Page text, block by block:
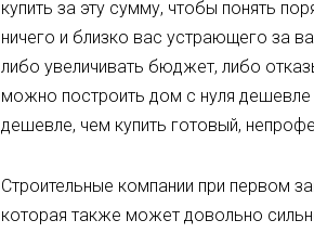
купить за эту сумму, чтобы понять
ничего и близко вас устрающего за
либо увеличивать бюджет, либо
можно построить дом с нуля
дешевле, чем купить готовый,
Строительные компании при первом
которая также может довольно